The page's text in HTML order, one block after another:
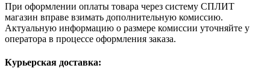
При оформлении оплаты товара через систему СПЛИТ
магазин вправе взимать дополнительную комиссию.
Актуальную информацию о размере комиссии уточняйте у
оператора в процессе оформления заказа.
Курьерская доставка: